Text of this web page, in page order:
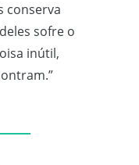
conserva
sofre o
inútil,